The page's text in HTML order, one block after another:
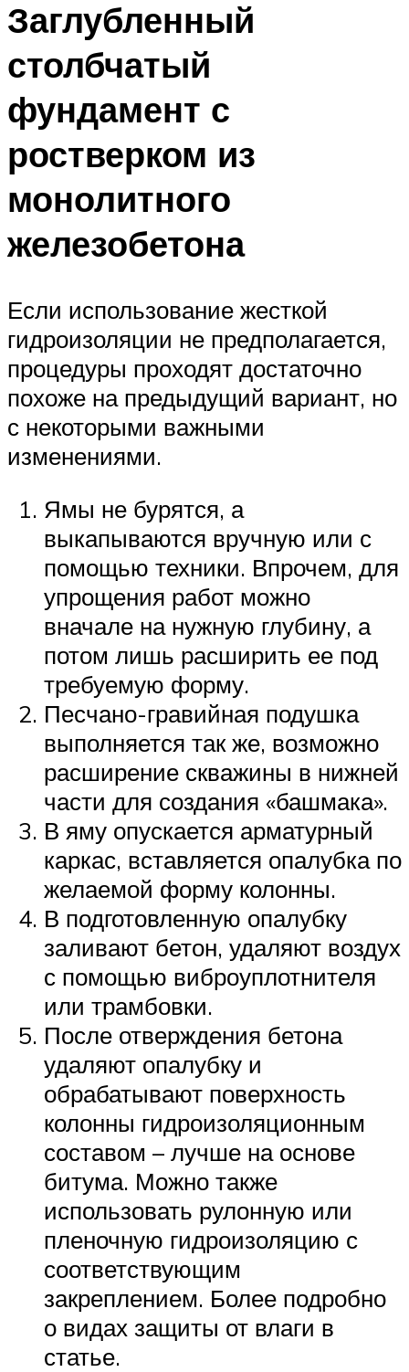
Заглубленный
столбчатый
фундамент с
ростверком из
монолитного
железобетона
Если использование жесткой
гидроизоляции не предполагается,
процедуры проходят достаточно
похоже на предыдущий вариант, но
с некоторыми важными
изменениями.
Ямы не бурятся, а
выкапываются вручную или с
помощью техники. Впрочем, для
упрощения работ можно
вначале на нужную глубину, а
потом лишь расширить ее под
требуемую форму.
Песчано-гравийная подушка
выполняется так же, возможно
расширение скважины в нижней
части для создания «башмака».
В яму опускается арматурный
каркас, вставляется опалубка по
желаемой форму колонны.
В подготовленную опалубку
заливают бетон, удаляют воздух
с помощью виброуплотнителя
или трамбовки.
После отверждения бетона
удаляют опалубку и
обрабатывают поверхность
колонны гидроизоляционным
составом – лучше на основе
битума. Можно также
использовать рулонную или
пленочную гидроизоляцию с
соответствующим
закреплением. Более подробно
о видах защиты от влаги в
статье.